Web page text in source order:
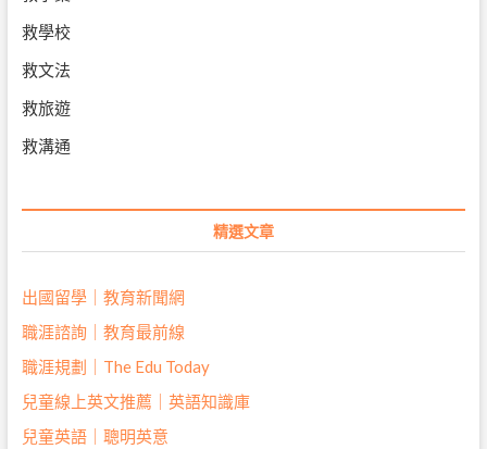
救學校
救文法
救旅遊
救溝通
精選文章
出國留學｜教育新聞網
職涯諮詢｜教育最前線
職涯規劃｜The Edu Today
兒童線上英文推薦｜英語知識庫
兒童英語｜聰明英意